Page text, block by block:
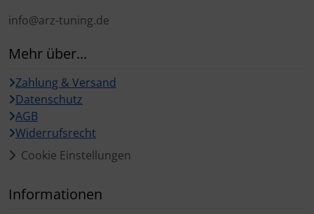
info@arz-tuning.de
Mehr über...
Zahlung & Versand
Datenschutz
AGB
Widerrufsrecht
Cookie Einstellungen
Informationen